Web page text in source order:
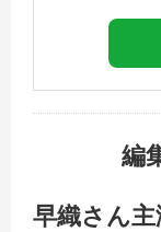
編
早織さん主